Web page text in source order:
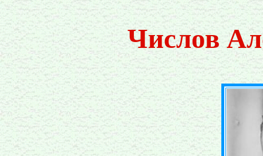
Числов